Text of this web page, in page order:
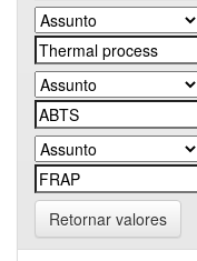
Retornar valores